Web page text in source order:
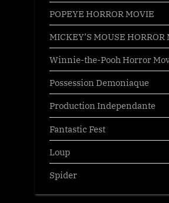
POPEYE HORROR MOVIE
MICKEY’S MOUSE HORROR
Winnie-the-Pooh Horror
Possession Demoniaque
Production Independante
Fantastic Fest
Loup
Spider